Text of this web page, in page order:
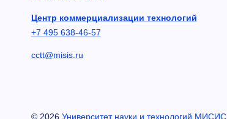
Центр коммерциализации технологий
+7 495 638-46-57
cctt@misis.ru
© 2026 Университет науки и технологий МИСИС